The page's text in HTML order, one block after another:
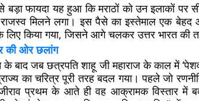
फायदा यह हुआ कि मराठों को उन इलाकों पर
राजस्व मिलने लगा। इस पैसे का इस्तेमाल एक
लिए किया गया, जिसने आगे चलकर उत्तर भारत की
की ओर छलांग
जब छत्रपति शाहू जी महाराज के काल में
का चरित्र पूरी तरह बदल गया। पहले जो
प्रथम के आते ही वह आक्रामक विस्तार में